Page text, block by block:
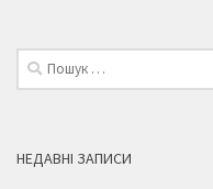
Пошук:
НЕДАВНІ ЗАПИСИ